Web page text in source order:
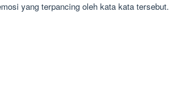
yang terpancing oleh kata kata tersebut.